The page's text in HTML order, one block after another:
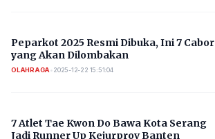
Peparkot 2025 Resmi Dibuka, Ini 7 Cabor
yang Akan Dilombakan
OLAHRAGA• 2025-12-22 15:51:04
7 Atlet Tae Kwon Do Bawa Kota Serang
Jadi Runner Up Kejurprov Banten